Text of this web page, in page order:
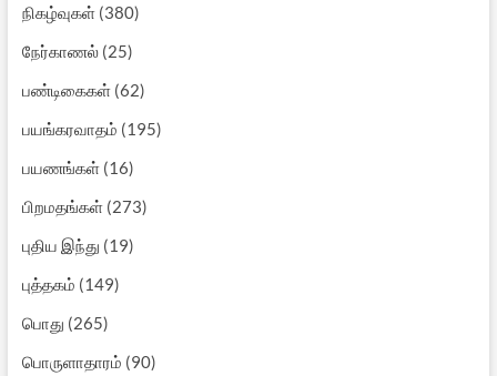
நிகழ்வுகள்(380)
நேர்காணல்(25)
பண்டிகைகள்(62)
பயங்கரவாதம் (195)
பயணங்கள்(16)
பிறமதங்கள்(273)
புதிய இந்து (19)
புத்தகம் (149)
பொது (265)
பொருளாதாரம் (90)